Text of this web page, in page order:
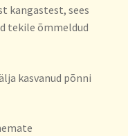
kangastest, sees
tekile õmmeldud
kasvanud põnni